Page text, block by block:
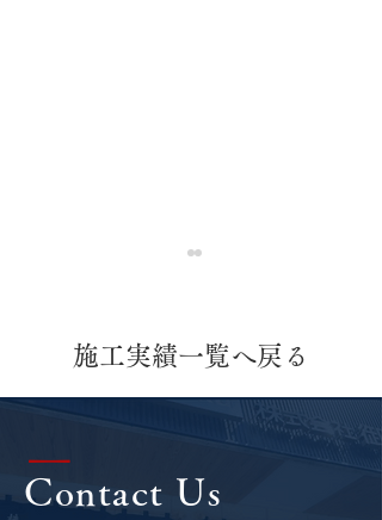
ー工法
施工実績一覧へ戻る
|
Contact Us